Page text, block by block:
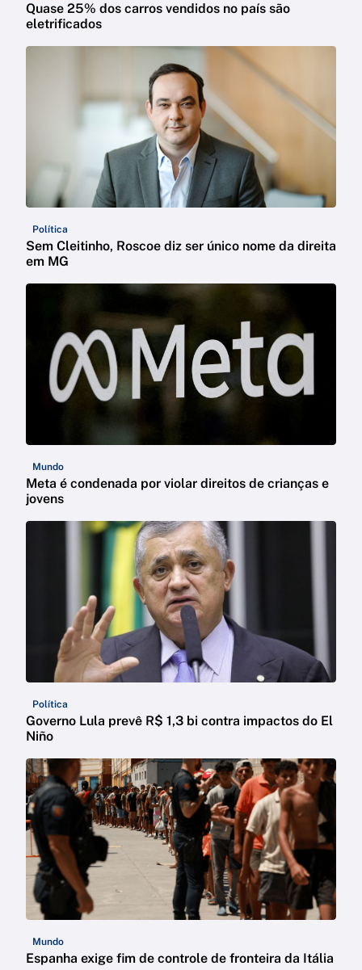
Quase 25% dos carros vendidos no país são
eletrificados
Política
Sem Cleitinho, Roscoe diz ser único nome da direita
em MG
Mundo
Meta é condenada por violar direitos de crianças e
jovens
Política
Governo Lula prevê R$ 1,3 bi contra impactos do El
Niño
Mundo
Espanha exige fim de controle de fronteira da Itália